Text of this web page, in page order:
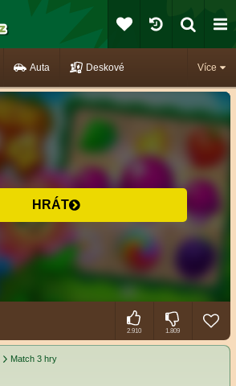
Více
Auta Deskové
HRÁT
2.910 1.809
Match 3 hry